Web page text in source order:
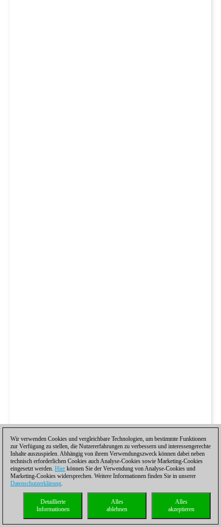
Wir verwenden Cookies und vergleichbare Technologien, um bestimmte Funktionen
zur Verfügung zu stellen, die Nutzererfahrungen zu verbessern und interessengerechte
Inhalte auszuspielen. Abhängig von ihrem Verwendungszweck können dabei neben
technisch erforderlichen Cookies auch Analyse-Cookies sowie Marketing-Cookies
eingesetzt werden. Hier können Sie der Verwendung von Analyse-Cookies und
Marketing-Cookies widersprechen. Weitere Informationen finden Sie in unserer
Datenschutzerklärung.
Alles
akzeptieren
Alles
ablehnen
Detaillierte
Informationen